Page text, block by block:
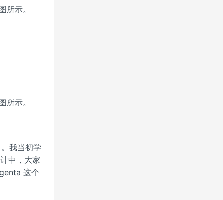
所示。
所示。
我当初学
中，大家
这个